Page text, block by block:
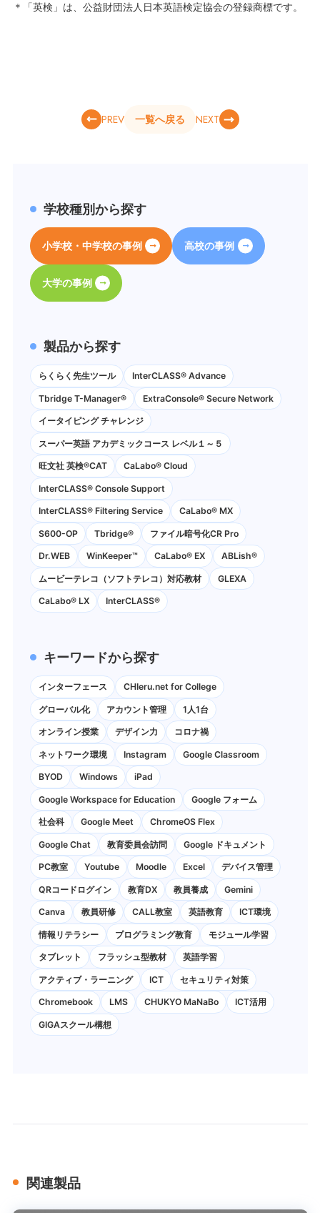
＊「英検」は、公益財団法人日本英語検定協会の登録商標です。
PREV 一覧へ戻る NEXT
学校種別から探す
小学校・中学校の事例 高校の事例
大学の事例
製品から探す
らくらく先生ツール InterCLASS® Advance
Tbridge T-Manager® ExtraConsole® Secure Network
イータイピング チャレンジ
スーパー英語 アカデミックコース レベル１～５
旺文社 英検®CAT CaLabo®︎ Cloud
InterCLASS®︎ Console Support
InterCLASS®︎ Filtering Service CaLabo® MX
S600-OP Tbridge® ファイル暗号化CR Pro
Dr.WEB WinKeeper™ CaLabo® EX ABLish®
ムービーテレコ（ソフトテレコ）対応教材 GLEXA
CaLabo® LX InterCLASS®
キーワードから探す
インターフェース CHIeru.net for College
グローバル化 アカウント管理 1人1台
オンライン授業 デザイン力 コロナ禍
ネットワーク環境 Instagram Google Classroom
BYOD Windows iPad
Google Workspace for Education Google フォーム
社会科 Google Meet ChromeOS Flex
Google Chat 教育委員会訪問 Google ドキュメント
PC教室 Youtube Moodle Excel デバイス管理
QRコードログイン 教育DX 教員養成 Gemini
Canva 教員研修 CALL教室 英語教育 ICT環境
情報リテラシー プログラミング教育 モジュール学習
タブレット フラッシュ型教材 英語学習
アクティブ・ラーニング ICT セキュリティ対策
Chromebook LMS CHUKYO MaNaBo ICT活用
GIGAスクール構想
関連製品